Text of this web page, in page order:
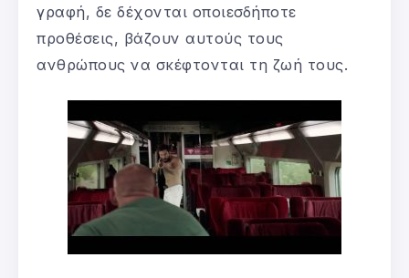
γραφή, δε δέχονται οποιεσδήποτε
προθέσεις, βάζουν αυτούς τους
ανθρώπους να σκέφτονται τη ζωή τους.